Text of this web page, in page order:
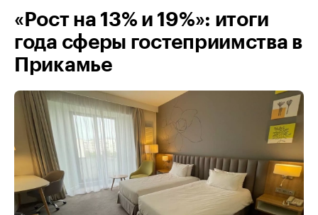
«Рост на 13% и 19%»: итоги
года сферы гостеприимства в
Прикамье